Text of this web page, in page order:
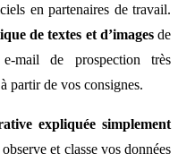
en partenaires de travail.
de textes et d’imagesde
mail de prospection très
partir de vos consignes.
expliquée simplement
et classe vos données